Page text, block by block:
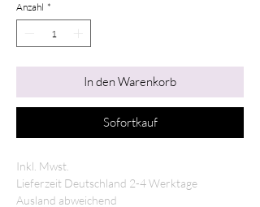
Anzahl *
In den Warenkorb
Sofortkauf
Inkl. Mwst.
Lieferzeit Deutschland 2-4 Werktage
Ausland abweichend